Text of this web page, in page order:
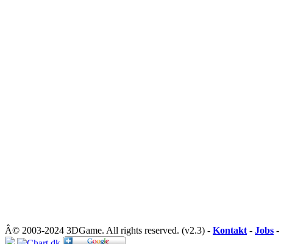
Â© 2003-2024 3DGame. All rights reserved. (v2.3) - Kontakt - Jobs -